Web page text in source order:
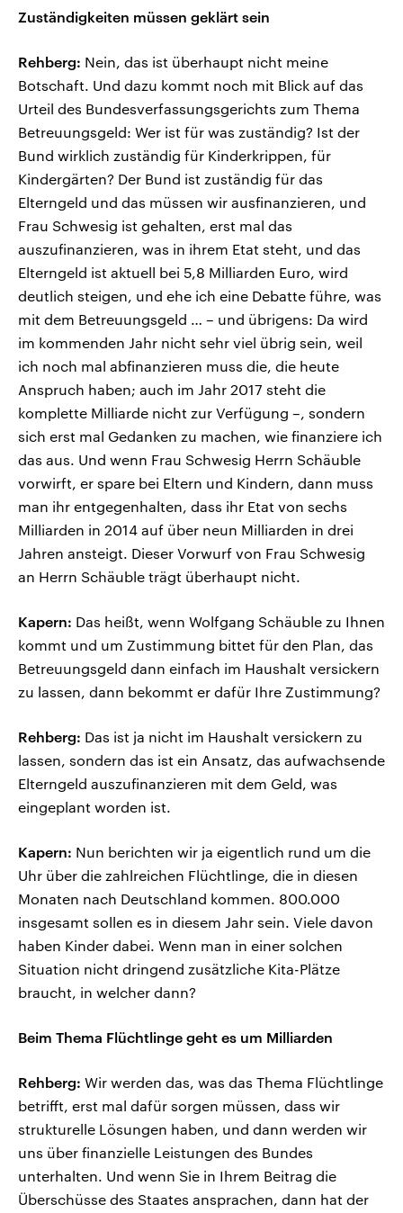
Zuständigkeiten müssen geklärt sein
Rehberg: Nein, das ist überhaupt nicht meine
Botschaft. Und dazu kommt noch mit Blick auf das
Urteil des Bundesverfassungsgerichts zum Thema
Betreuungsgeld: Wer ist für was zuständig? Ist der
Bund wirklich zuständig für Kinderkrippen, für
Kindergärten? Der Bund ist zuständig für das
Elterngeld und das müssen wir ausfinanzieren, und
Frau Schwesig ist gehalten, erst mal das
auszufinanzieren, was in ihrem Etat steht, und das
Elterngeld ist aktuell bei 5,8 Milliarden Euro, wird
deutlich steigen, und ehe ich eine Debatte führe, was
mit dem Betreuungsgeld … – und übrigens: Da wird
im kommenden Jahr nicht sehr viel übrig sein, weil
ich noch mal abfinanzieren muss die, die heute
Anspruch haben; auch im Jahr 2017 steht die
komplette Milliarde nicht zur Verfügung –, sondern
sich erst mal Gedanken zu machen, wie finanziere ich
das aus. Und wenn Frau Schwesig Herrn Schäuble
vorwirft, er spare bei Eltern und Kindern, dann muss
man ihr entgegenhalten, dass ihr Etat von sechs
Milliarden in 2014 auf über neun Milliarden in drei
Jahren ansteigt. Dieser Vorwurf von Frau Schwesig
an Herrn Schäuble trägt überhaupt nicht.
Kapern: Das heißt, wenn Wolfgang Schäuble zu Ihnen
kommt und um Zustimmung bittet für den Plan, das
Betreuungsgeld dann einfach im Haushalt versickern
zu lassen, dann bekommt er dafür Ihre Zustimmung?
Rehberg: Das ist ja nicht im Haushalt versickern zu
lassen, sondern das ist ein Ansatz, das aufwachsende
Elterngeld auszufinanzieren mit dem Geld, was
eingeplant worden ist.
Kapern: Nun berichten wir ja eigentlich rund um die
Uhr über die zahlreichen Flüchtlinge, die in diesen
Monaten nach Deutschland kommen. 800.000
insgesamt sollen es in diesem Jahr sein. Viele davon
haben Kinder dabei. Wenn man in einer solchen
Situation nicht dringend zusätzliche Kita-Plätze
braucht, in welcher dann?
Beim Thema Flüchtlinge geht es um Milliarden
Rehberg: Wir werden das, was das Thema Flüchtlinge
betrifft, erst mal dafür sorgen müssen, dass wir
strukturelle Lösungen haben, und dann werden wir
uns über finanzielle Leistungen des Bundes
unterhalten. Und wenn Sie in Ihrem Beitrag die
Überschüsse des Staates ansprachen, dann hat der